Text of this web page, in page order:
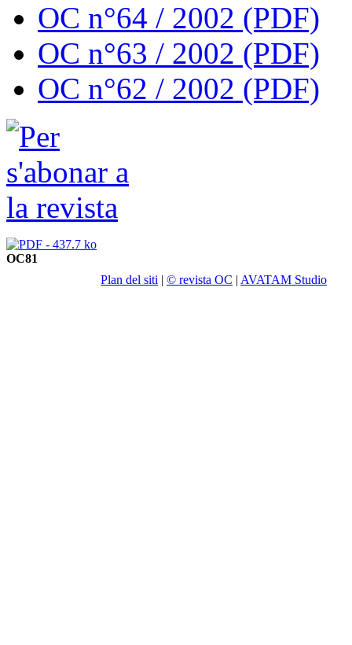
OC n°64 / 2002 (PDF)
OC n°63 / 2002 (PDF)
OC n°62 / 2002 (PDF)
OC81
Plan del siti | © revista OC | AVATAM Studio